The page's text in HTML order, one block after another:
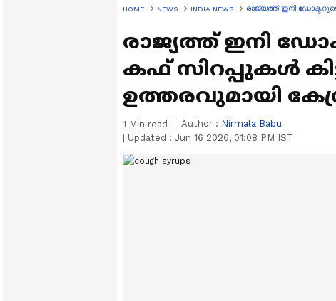
HOME NEWS INDIA NEWS രാജ്യത്ത് ഇനി
രാജ്യത്ത് ഇനി
കഫ് സിറപ്പുകൾ
ഉത്തരവുമായി
1 Min read Author : Nirmala Babu
Updated : Jun 16 2026, 01:08 PM IST